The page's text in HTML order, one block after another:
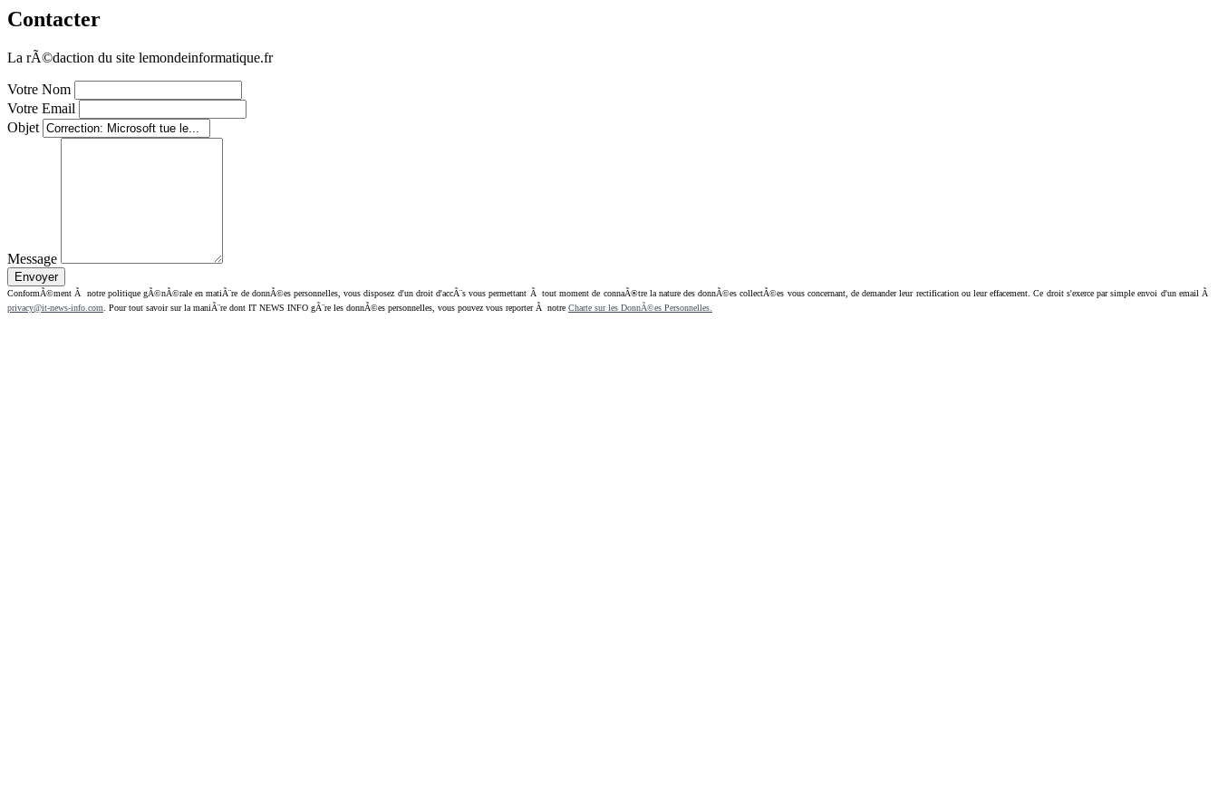
Contacter
La rÃ©daction du site lemondeinformatique.fr
Votre Nom
Votre Email
Objet
Message
ConformÃ©ment Ã notre politique gÃ©nÃ©rale en matiÃ¨re de donnÃ©es personnelles, vous disposez d'un droit d'accÃ¨s vous permettant Ã tout moment de connaÃ®tre la nature des donnÃ©es collectÃ©es vous concernant, de demander leur rectification ou leur effacement. Ce droit s'exerce par simple envoi d'un email Ã
privacy@it-news-info.com . Pour tout savoir sur la maniÃ¨re dont IT NEWS INFO gÃ¨re les donnÃ©es personnelles, vous pouvez vous reporter Ã notre Charte sur les DonnÃ©es Personnelles.